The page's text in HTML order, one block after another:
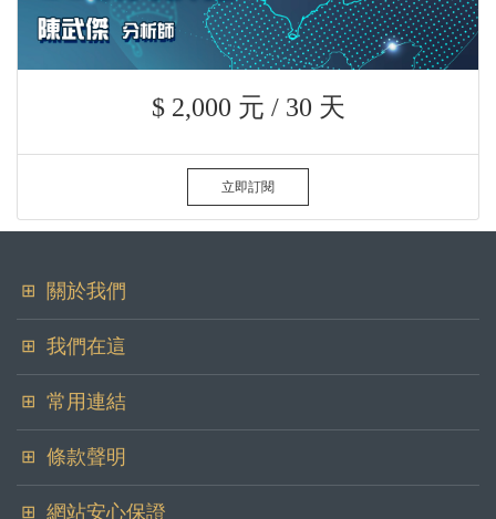
$ 2,000 元 / 30 天
立即訂閱
關於我們
地址
100台北市中正區忠孝東路二段100號6樓之2
傳真
(02)2397-3938
我們在這
常用連結
證件系統
條款聲明
網站安心保證